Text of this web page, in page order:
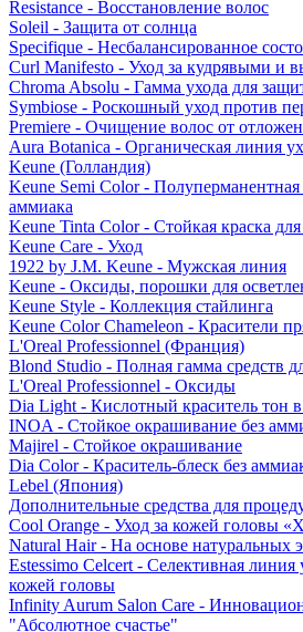
Resistance - Восстановление волос
Soleil - Защита от солнца
Specifique - Несбалансированное
Curl Manifesto - Уход за кудрявыми и
Chroma Absolu - Гамма ухода для
Symbiose - Роскошный уход против
Premiere - Очищение волос от
Aura Botanica - Органическая линия
Keune (Голландия)
Keune Semi Color - Полуперманентная
аммиака
Keune Tinta Color - Стойкая краска
Keune Care - Уход
1922 by J.M. Keune - Мужская линия
Keune - Оксиды, порошки для
Keune Style - Коллекция стайлинга
Keune Color Chameleon - Красители
L'Oreal Professionnel (Франция)
Blond Studio - Полная гамма средств
L'Oreal Professionnel - Оксиды
Dia Light - Кислотный краситель тон
INOA - Стойкое окрашивание без
Majirel - Стойкое окрашивание
Dia Color - Краситель-блеск без
Lebel (Япония)
Дополнительные средства для
Cool Orange - Уход за кожей головы
Natural Hair - На основе натуральных
Estessimo Celcert - Селективная линия
кожей головы
Infinity Aurum Salon Care -
"Абсолютное счастье"